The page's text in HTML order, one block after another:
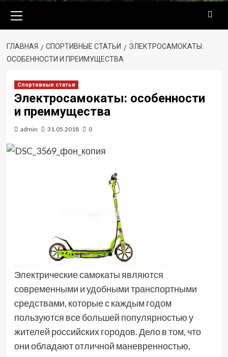
меню
ГЛАВНАЯ СПОРТИВНЫЕ СТАТЬИ
ЭЛЕКТРОСАМОКАТЫ:
ОСОБЕННОСТИ И ПРЕИМУЩЕСТВА
Спортивные статьи
Электросамокаты: особенности
и преимущества
admin 31.05.2018 0
Электрические самокаты являются
современными и удобными транспортными
средствами, которые с каждым годом
пользуются все большей популярностью у
жителей российских городов. Дело в том, что
они обладают отличной маневренностью,